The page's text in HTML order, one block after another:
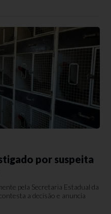
por suspeita
pela Secretaria Estadual da
a decisão e anuncia